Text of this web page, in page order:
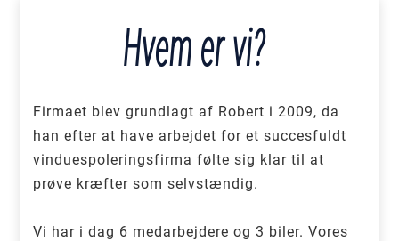
Hvem er vi?
Firmaet blev grundlagt af Robert i 2009, da
han efter at have arbejdet for et succesfuldt
vinduespoleringsfirma følte sig klar til at
prøve kræfter som selvstændig.
Vi har i dag 6 medarbejdere og 3 biler. Vores